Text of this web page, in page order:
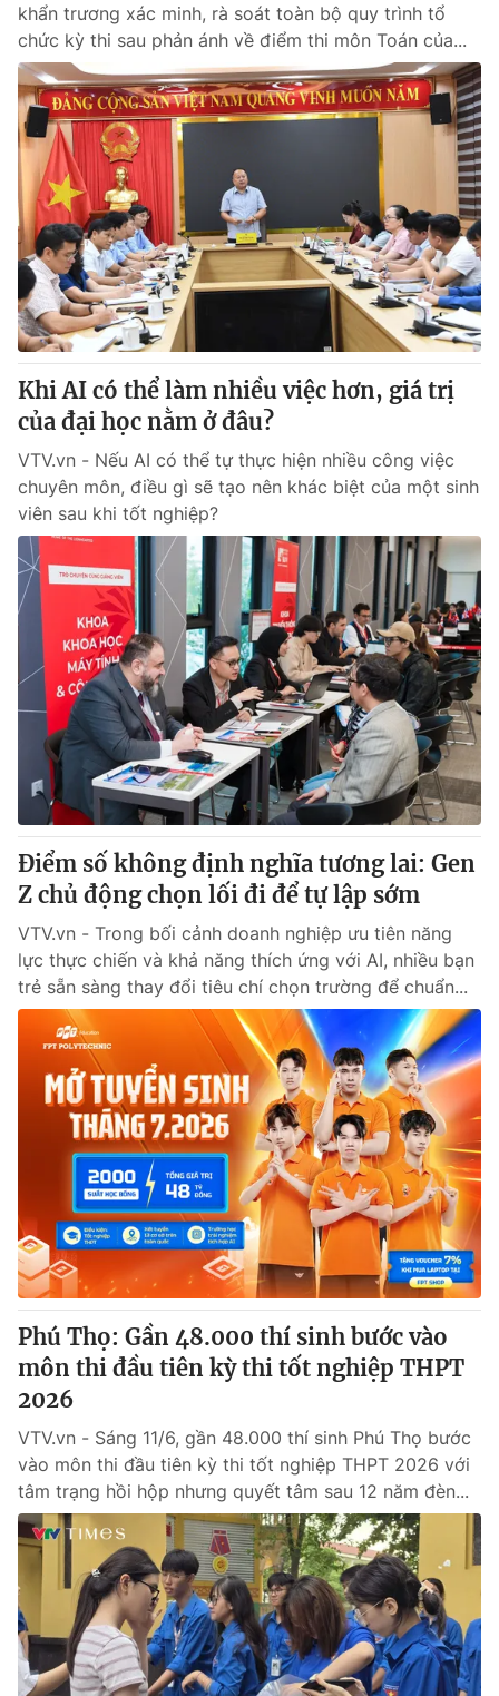
THỜI BÁO VTV
Theo dõi báo trên
Cơ quan chủ quản:
Đài Truyền hình Việt Nam
Cơ quan báo chí: Thời báo VTV
Giấy phép hoạt động báo in và báo điện tử số 483/GP-BTTTT
cấp ngày 29/12/2023
Tổng Biên tập:Vũ Thanh Thủy
Phó Tổng Biên tập:Nguyễn Thị Mỹ Hạnh, Phạm Quốc Thắng,
Nguyễn Trọng Ninh
Tổng đài VTV:024.38 355 931 - 024.38 355 932
Ðiện thoại Thời báo VTV:024.66 897 897
Email:toasoan@vtv.vn
Liên hệ quảng cáo:
024-7300.7108
® Cấm sao chép dưới mọi hình thức nếu không có sự chấp
thuận bằng văn bản. Ghi rõ nguồn VTV.vn khi phát hành lại
thông tin từ website này.
khẩn trương xác minh, rà soát toàn bộ quy trình tổ
chức kỳ thi sau phản ánh về điểm thi môn Toán của...
Khi AI có thể làm nhiều việc hơn, giá trị
của đại học nằm ở đâu?
VTV.vn - Nếu AI có thể tự thực hiện nhiều công việc
chuyên môn, điều gì sẽ tạo nên khác biệt của một sinh
viên sau khi tốt nghiệp?
Điểm số không định nghĩa tương lai: Gen
Z chủ động chọn lối đi để tự lập sớm
VTV.vn - Trong bối cảnh doanh nghiệp ưu tiên năng
lực thực chiến và khả năng thích ứng với AI, nhiều bạn
trẻ sẵn sàng thay đổi tiêu chí chọn trường để chuẩn...
Phú Thọ: Gần 48.000 thí sinh bước vào
môn thi đầu tiên kỳ thi tốt nghiệp THPT
2026
VTV.vn - Sáng 11/6, gần 48.000 thí sinh Phú Thọ bước
vào môn thi đầu tiên kỳ thi tốt nghiệp THPT 2026 với
tâm trạng hồi hộp nhưng quyết tâm sau 12 năm đèn...